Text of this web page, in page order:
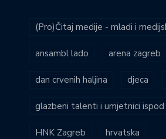
(Pro)Čitaj medije - mladi i
ansambl lado arena zagreb
dan crvenih haljina djeca
glazbeni talenti i umjetnici ispod
HNK Zagreb hrvatska